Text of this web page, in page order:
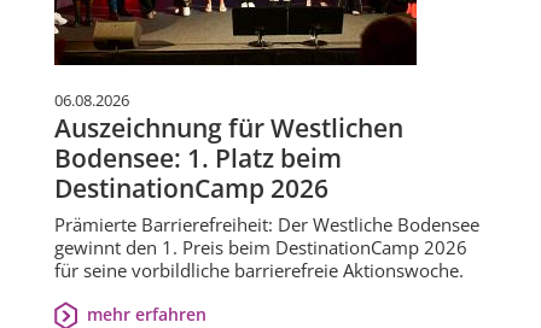
06.08.2026
Auszeichnung für Westlichen
Bodensee: 1. Platz beim
DestinationCamp 2026
Prämierte Barrierefreiheit: Der Westliche Bodensee
gewinnt den 1. Preis beim DestinationCamp 2026
für seine vorbildliche barrierefreie Aktionswoche.
mehr erfahren